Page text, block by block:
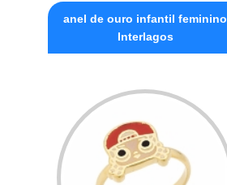
anel de ouro infantil feminino
Interlagos